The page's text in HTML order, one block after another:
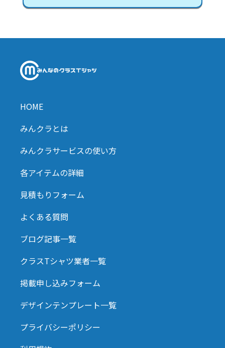
HOME
みんクラとは
みんクラサービスの使い方
各アイテムの詳細
見積もりフォーム
よくある質問
ブログ記事一覧
クラスTシャツ業者一覧
掲載申し込みフォーム
デザインテンプレート一覧
プライバシーポリシー